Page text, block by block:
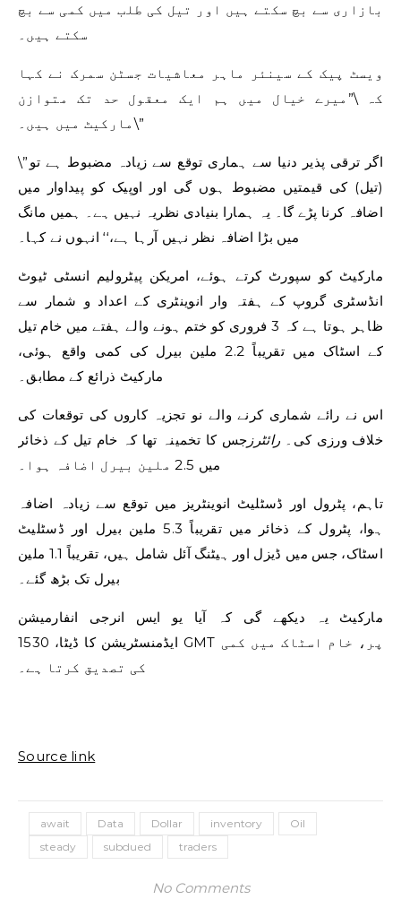
بازاری سے بچ سکتے ہیں اور تیل کی طلب میں کمی سے بچ
سکتے ہیں۔
ویسٹ پیک کے سینئر ماہر معاشیات جسٹن سمرک نے کہا
کہ \”میرے خیال میں ہم ایک معقول حد تک متوازن
مارکیٹ میں ہیں۔\”
\”اگر ترقی پذیر دنیا سے ہماری توقع سے زیادہ مضبوط ہے تو
(تیل) کی قیمتیں مضبوط ہوں گی اور اوپیک کو پیداوار میں
اضافہ کرنا پڑے گا۔ یہ ہمارا بنیادی نظریہ نہیں ہے۔ ہمیں مانگ
میں بڑا اضافہ نظر نہیں آرہا ہے،‘‘ انہوں نے کہا۔
مارکیٹ کو سپورٹ کرتے ہوئے، امریکن پیٹرولیم انسٹی ٹیوٹ
انڈسٹری گروپ کے ہفتہ وار انوینٹری کے اعداد و شمار سے
ظاہر ہوتا ہے کہ 3 فروری کو ختم ہونے والے ہفتے میں خام تیل
کے اسٹاک میں تقریباً 2.2 ملین بیرل کی کمی واقع ہوئی،
مارکیٹ ذرائع کے مطابق۔
اس نے رائے شماری کرنے والے نو تجزیہ کاروں کی توقعات کی
خلاف ورزی کی۔ رائٹرز جس کا تخمینہ تھا کہ خام تیل کے ذخائر
میں 2.5 ملین بیرل اضافہ ہوا۔
تاہم، پٹرول اور ڈسٹلیٹ انوینٹریز میں توقع سے زیادہ اضافہ
ہوا، پٹرول کے ذخائر میں تقریباً 5.3 ملین بیرل اور ڈسٹلیٹ
اسٹاک، جس میں ڈیزل اور ہیٹنگ آئل شامل ہیں، تقریباً 1.1 ملین
بیرل تک بڑھ گئے۔
مارکیٹ یہ دیکھے گی کہ آیا یو ایس انرجی انفارمیشن
ایڈمنسٹریشن کا ڈیٹا، 1530 GMT پر، خام اسٹاک میں کمی
کی تصدیق کرتا ہے۔
Source link
await Data Dollar inventory
Oil
steady
subdued traders
No Comments